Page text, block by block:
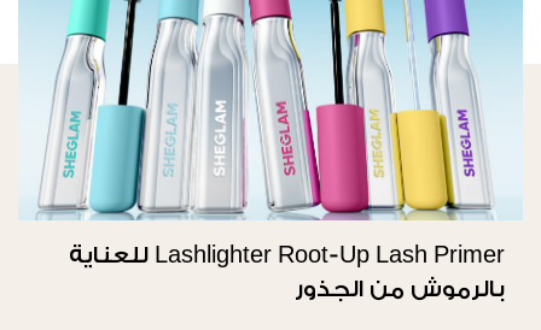
Lashlighter Root-Up Lash Primer للعناية
بالرموش من الجذور